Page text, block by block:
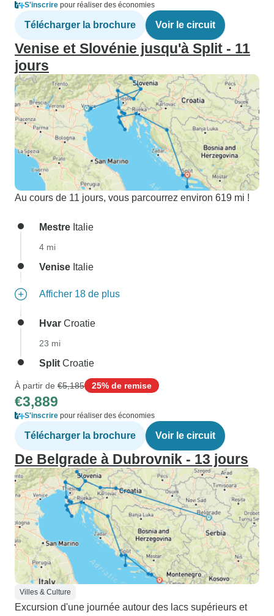
S'inscrire pour réaliser des économies
Télécharger la brochure Voir le circuit
Venise et Slovénie jusqu'à Split - 11
jours
Au cours de 11 jours, vous parcourrez environ 619 mi !
Mestre Italie
4 mi
Venise Italie
Afficher 18 de plus
Hvar Croatie
23 mi
Split Croatie
À partir de €5,185 25% de remise
€3,889
S'inscrire pour réaliser des économies
Télécharger la brochure Voir le circuit
De Belgrade à Dubrovnik - 13 jours
Villes & Culture
Excursion d'une journée autour des lacs supérieurs et